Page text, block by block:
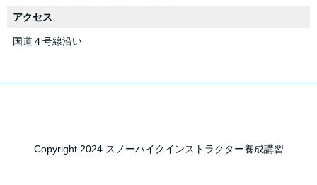
アクセス
国道４号線沿い
Copyright 2024 スノーハイクインストラクター養成講習